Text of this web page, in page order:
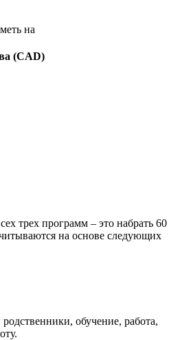
на
(CAD)
трех программ – это набрать 60
на основе следующих
обучение, работа,